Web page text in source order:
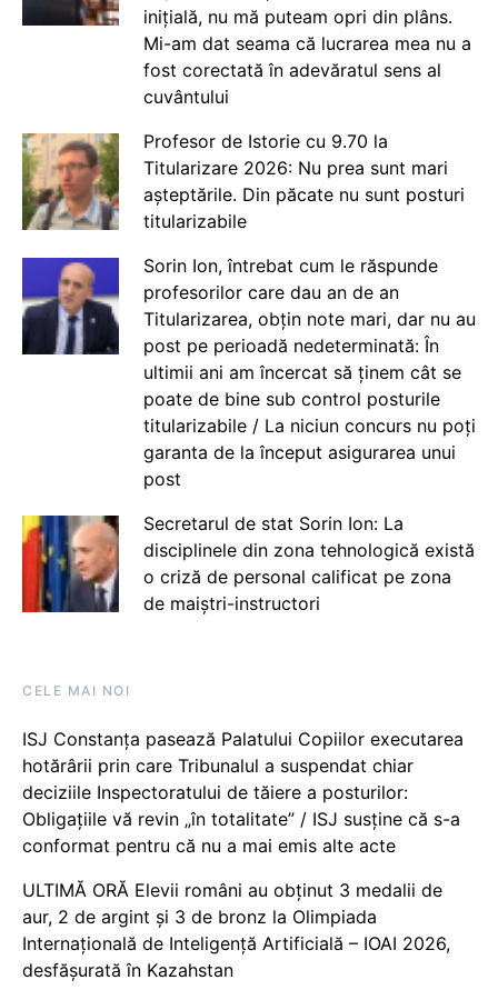
inițială, nu mă puteam opri din plâns.
Mi-am dat seama că lucrarea mea nu a
fost corectată în adevăratul sens al
cuvântului
Profesor de Istorie cu 9.70 la
Titularizare 2026: Nu prea sunt mari
așteptările. Din păcate nu sunt posturi
titularizabile
Sorin Ion, întrebat cum le răspunde
profesorilor care dau an de an
Titularizarea, obțin note mari, dar nu au
post pe perioadă nedeterminată: În
ultimii ani am încercat să ținem cât se
poate de bine sub control posturile
titularizabile / La niciun concurs nu poți
garanta de la început asigurarea unui
post
Secretarul de stat Sorin Ion: La
disciplinele din zona tehnologică există
o criză de personal calificat pe zona
de maiștri-instructori
CELE MAI NOI
ISJ Constanța pasează Palatului Copiilor executarea
hotărârii prin care Tribunalul a suspendat chiar
deciziile Inspectoratului de tăiere a posturilor:
Obligațiile vă revin „în totalitate” / ISJ susține că s-a
conformat pentru că nu a mai emis alte acte
ULTIMĂ ORĂ Elevii români au obținut 3 medalii de
aur, 2 de argint și 3 de bronz la Olimpiada
Internațională de Inteligență Artificială – IOAI 2026,
desfășurată în Kazahstan